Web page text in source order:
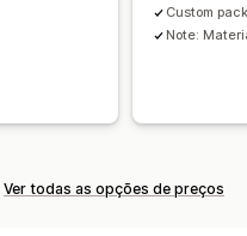
Custom
Note:
Ver todas as opções de preços